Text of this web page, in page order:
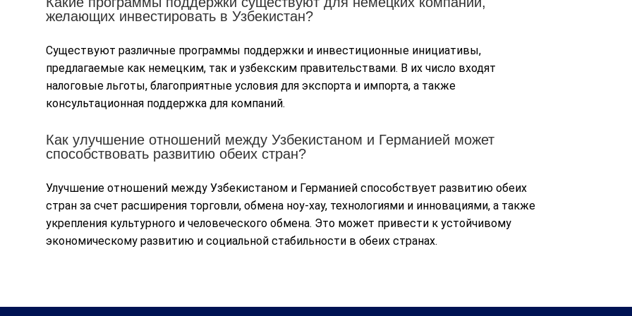
желающих инвестировать в Узбекистан?
Существуют различные программы поддержки и инвестиционные инициативы,
предлагаемые как немецким, так и узбекским правительствами. В их число входят
налоговые льготы, благоприятные условия для экспорта и импорта, а также
консультационная поддержка для компаний.
Как улучшение отношений между Узбекистаном и Германией может
способствовать развитию обеих стран?
Улучшение отношений между Узбекистаном и Германией способствует развитию обеих
стран за счет расширения торговли, обмена ноу-хау, технологиями и инновациями, а также
укрепления культурного и человеческого обмена. Это может привести к устойчивому
экономическому развитию и социальной стабильности в обеих странах.